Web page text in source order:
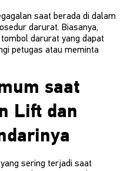
saat berada di dalam
darurat. Biasanya,
darurat yang dapat
petugas atau meminta
saat
Lift dan
sering terjadi saat